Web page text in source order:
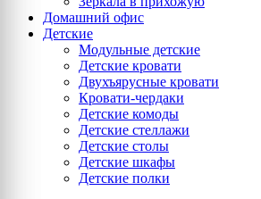
Домашний офис
Детские
Модульные детские
Детские кровати
Двухъярусные кровати
Кровати-чердаки
Детские комоды
Детские стеллажи
Детские столы
Детские шкафы
Детские полки